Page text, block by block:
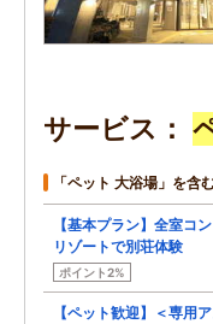
サービス
「ペット 大浴場」を含
【基本プラン】全室コ
リゾートで別荘体験
ポイント2%
【ペット歓迎】＜専用